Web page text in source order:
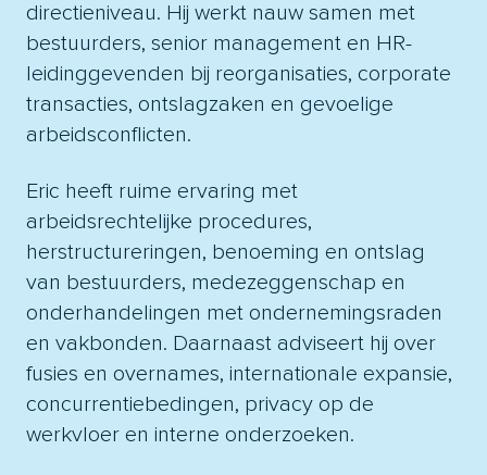
directieniveau. Hij werkt nauw samen met
bestuurders, senior management en HR-
leidinggevenden bij reorganisaties, corporate
transacties, ontslagzaken en gevoelige
arbeidsconflicten.
Eric heeft ruime ervaring met
arbeidsrechtelijke procedures,
herstructureringen, benoeming en ontslag
van bestuurders, medezeggenschap en
onderhandelingen met ondernemingsraden
en vakbonden. Daarnaast adviseert hij over
fusies en overnames, internationale expansie,
concurrentiebedingen, privacy op de
werkvloer en interne onderzoeken.